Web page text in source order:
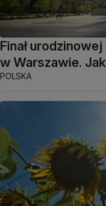
Finał
w Warszawie.
POLSKA